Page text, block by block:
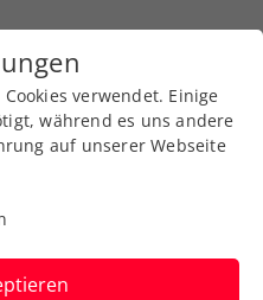
News
verwendet. Einige
während es uns andere
auf unserer Webseite